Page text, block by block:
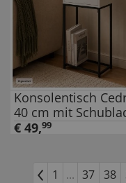
Konsolentisch
40 cm mit
Weiß-Schwarz
€ 49,99
1 ... 37 38